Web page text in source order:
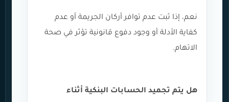
نعم، إذا ثبت عدم توافر أركان الجريمة أو عدم
كفاية الأدلة أو وجود دفوع قانونية تؤثر في صحة
الاتهام.
هل يتم تجميد الحسابات البنكية أثناء